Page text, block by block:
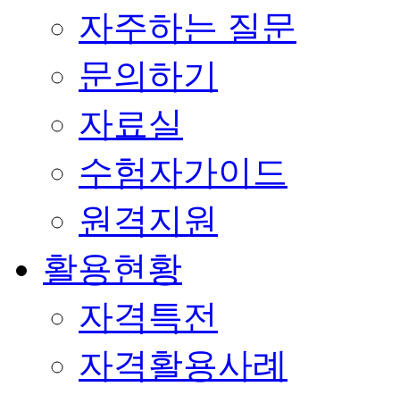
자주하는 질문
문의하기
자료실
수험자가이드
원격지원
활용현황
자격특전
자격활용사례